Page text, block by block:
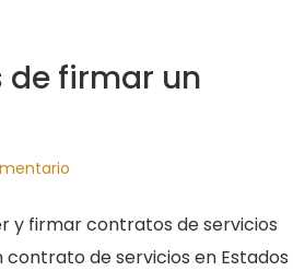
de firmar un
y firmar contratos de servicios
contrato de servicios en Estados